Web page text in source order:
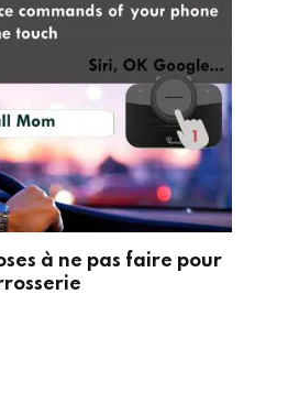
à ne pas faire pour